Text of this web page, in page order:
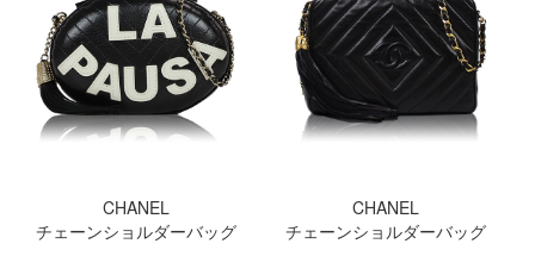
CHANEL
チェーンショルダーバッグ
CHANEL
チェーンショルダーバッグ